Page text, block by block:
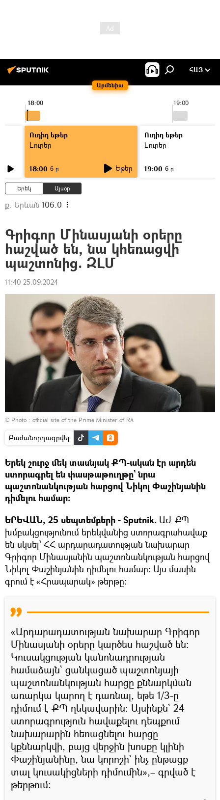
Արմենիա
ՀԱՅ
19:00
18:00
Ուղիղ եթեր
Լուրեր
18:00 6 ր Եթեր
Ուղիղ եթեր
Լուրեր
19:00 6 ր
Երեկ Այսօր
ք. Երևան 106.0
Գրիգոր Մինասյանի օրերը
հաշված են, նա կհեռացվի
պաշտոնից. ԶԼՄ
11:40 25.09.2024
© Photo : official site of the Prime Minister of RA
Բաժանորդագրվել
Երեկ շուրջ մեկ տասնյակ ՔՊ-ական էր արդեն
ստորագրել են փասթաթուղթը` նրա
պաշտոնանկության հարցով Նիկոլ Փաշինյանին
դիմելու համար։
ԵՐԵՎԱՆ, 25 սեպտեմբերի - Sputnik. ԱԺ ՔՊ
խմբակցությունում երեկվանից ստորագրահավաք
են սկսել՝ ՀՀ արդարադատության նախարար
Գրիգոր Մինասյանին պաշտոնանկության հարցով
Նիկոլ Փաշինյանին դիմելու համար։ Այս մասին
գրում է «Հրապարակ» թերթը։
«Արդարադատության նախարար Գրիգոր
Մինասյանի օրերը կարծես հաշված են։
Կուսակցության կանոնադրության
համաձայն՝ ցանկացած պաշտոնյայի
պաշտոնանկության հարցը քննարկման
առարկա կարող է դառնալ, եթե 1/3-ը
դիմում է ՔՊ ղեկավարին։ Այսինքն՝ 24
ստորագրություն հավաքելու դեպքում
նախարարին հեռացնելու հարցը
կքննարկվի, բայց վերջին խոսքը կլինի
Փաշինյանինը, նա կորոշի՝ ինչ ընթացք
տալ կուսակիցների դիմումին»,– գրված է
թերթում։